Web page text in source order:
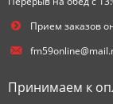
Прием заказов
Принимаем к